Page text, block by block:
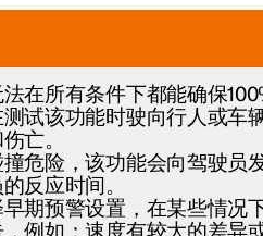
在所有条件下都能确保
试该功能时驶向行人或车
亡。
危险，该功能会向驾驶员
反应时间。
期预警设置，在某些情况
例如：速度有较大的差异